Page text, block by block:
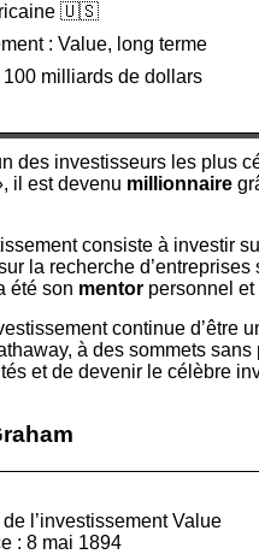
🇺🇸
: Value, long terme
milliards de dollars
des investisseurs les plus
il est devenu millionnaire
consiste à investir
la recherche
été son mentor personnel
continue
à des sommets
et de devenir le célèbre
l’investissement Value
: 8 mai 1894